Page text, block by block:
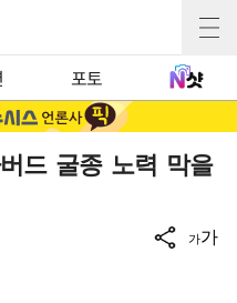
포토
드 굴종 노력 막을
가가